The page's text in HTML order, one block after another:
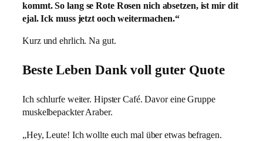
kommt. So lang se Rote Rosen nich absetzen, ist mir dit
ejal. Ick muss jetzt ooch weitermachen.“
Kurz und ehrlich. Na gut.
Beste Leben Dank voll guter Quote
Ich schlurfe weiter. Hipster Café. Davor eine Gruppe
muskelbepackter Araber.
„Hey, Leute! Ich wollte euch mal über etwas befragen.